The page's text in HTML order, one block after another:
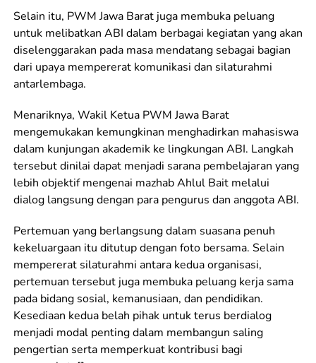
Selain itu, PWM Jawa Barat juga membuka peluang
untuk melibatkan ABI dalam berbagai kegiatan yang akan
diselenggarakan pada masa mendatang sebagai bagian
dari upaya mempererat komunikasi dan silaturahmi
antarlembaga.
Menariknya, Wakil Ketua PWM Jawa Barat
mengemukakan kemungkinan menghadirkan mahasiswa
dalam kunjungan akademik ke lingkungan ABI. Langkah
tersebut dinilai dapat menjadi sarana pembelajaran yang
lebih objektif mengenai mazhab Ahlul Bait melalui
dialog langsung dengan para pengurus dan anggota ABI.
Pertemuan yang berlangsung dalam suasana penuh
kekeluargaan itu ditutup dengan foto bersama. Selain
mempererat silaturahmi antara kedua organisasi,
pertemuan tersebut juga membuka peluang kerja sama
pada bidang sosial, kemanusiaan, dan pendidikan.
Kesediaan kedua belah pihak untuk terus berdialog
menjadi modal penting dalam membangun saling
pengertian serta memperkuat kontribusi bagi